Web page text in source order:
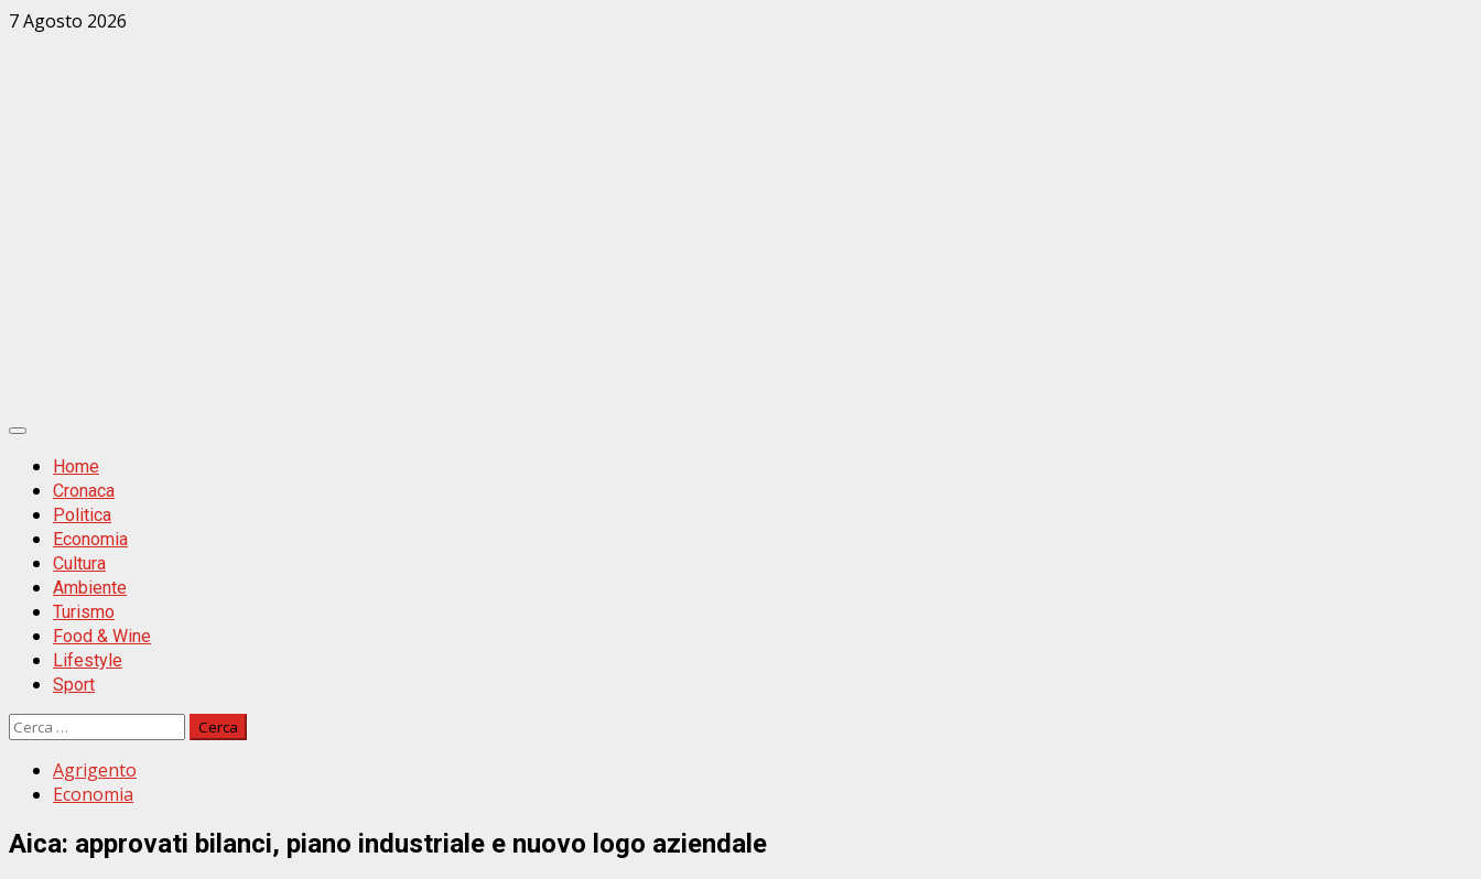
Zum
7 Agosto 2026
Primäres
MenüHome
Cronaca
Politica
Economia
Cultura
Ambiente
Turismo
Food & Wine
Lifestyle
Sport
Ricerca
Agrigento
Economia
Aica: approvati bilanci, piano industriale e nuovo logo aziendale